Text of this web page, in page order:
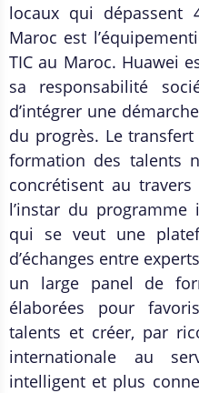
locaux qui dépassent
Maroc est
TIC au Maroc. Huawei
sa responsabilité
d’intégrer une
du progrès. Le
formation des talents
concrétisent au
l’instar du
qui se veut une
d’échanges entre
un large panel de
élaborées pour
talents et créer, par
internationale au
intelligent et plus